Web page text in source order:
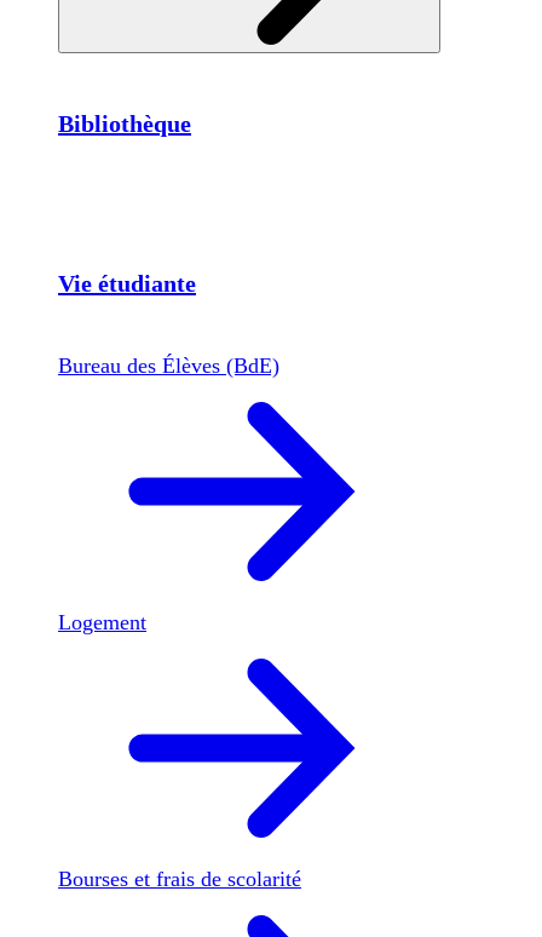
Bibliothèque
Vie étudiante
Bureau des Élèves (BdE)
Logement
Bourses et frais de scolarité